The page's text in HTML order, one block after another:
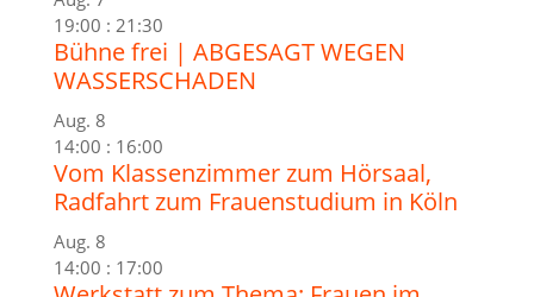
19:00 : 21:30
Bühne frei | ABGESAGT WEGEN
WASSERSCHADEN
Aug. 8
14:00 : 16:00
Vom Klassenzimmer zum Hörsaal,
Radfahrt zum Frauenstudium in Köln
Aug. 8
14:00 : 17:00